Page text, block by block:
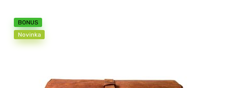
BONUS
Novinka